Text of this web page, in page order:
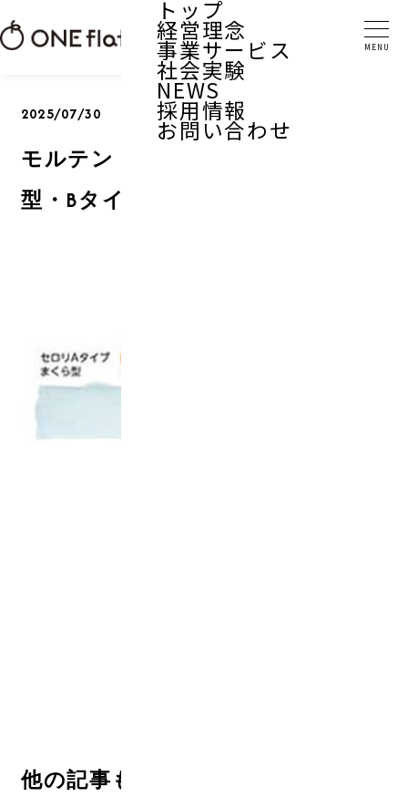
トップ
経営理念
事業サービス
社会実験
NEWS
採用情報
お問い合わせ
2025/07/30
モルテン セロリAタイプまくら
型・Bタイプスネーク型
他の記事も読む